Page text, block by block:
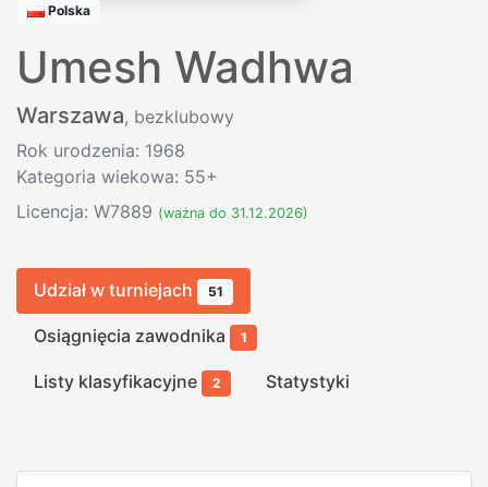
Polska
Umesh Wadhwa
Warszawa, bezklubowy
Rok urodzenia: 1968
Kategoria wiekowa: 55+
Licencja: W7889 (ważna do 31.12.2026)
Udział w turniejach 51
Osiągnięcia zawodnika 1
Listy klasyfikacyjne 2 Statystyki